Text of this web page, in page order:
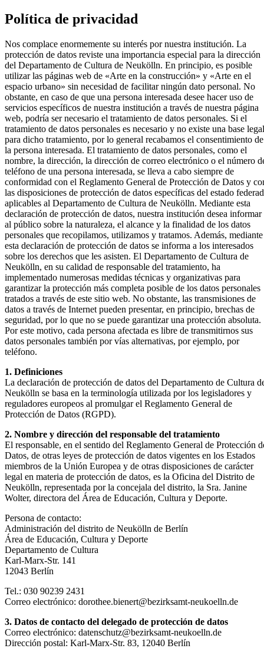
Política de privacidad
Nos complace enormemente su interés por nuestra institución. La
protección de datos reviste una importancia especial para la dirección
del Departamento de Cultura de Neukölln. En principio, es posible
utilizar las páginas web de «Arte en la construcción» y «Arte en el
espacio urbano» sin necesidad de facilitar ningún dato personal. No
obstante, en caso de que una persona interesada desee hacer uso de
servicios específicos de nuestra institución a través de nuestra página
web, podría ser necesario el tratamiento de datos personales. Si el
tratamiento de datos personales es necesario y no existe una base legal
para dicho tratamiento, por lo general recabamos el consentimiento de
la persona interesada. El tratamiento de datos personales, como el
nombre, la dirección, la dirección de correo electrónico o el número
teléfono de una persona interesada, se lleva a cabo siempre de
conformidad con el Reglamento General de Protección de Datos y
las disposiciones de protección de datos específicas del estado
aplicables al Departamento de Cultura de Neukölln. Mediante esta
declaración de protección de datos, nuestra institución desea informar
al público sobre la naturaleza, el alcance y la finalidad de los datos
personales que recopilamos, utilizamos y tratamos. Además, mediante
esta declaración de protección de datos se informa a los interesados
sobre los derechos que les asisten. El Departamento de Cultura de
Neukölln, en su calidad de responsable del tratamiento, ha
implementado numerosas medidas técnicas y organizativas para
garantizar la protección más completa posible de los datos personales
tratados a través de este sitio web. No obstante, las transmisiones de
datos a través de Internet pueden presentar, en principio, brechas de
seguridad, por lo que no se puede garantizar una protección absoluta.
Por este motivo, cada persona afectada es libre de transmitirnos sus
datos personales también por vías alternativas, por ejemplo, por
teléfono.
1. Definiciones
La declaración de protección de datos del Departamento de Cultura
Neukölln se basa en la terminología utilizada por los legisladores y
reguladores europeos al promulgar el Reglamento General de
Protección de Datos (RGPD).
2. Nombre y dirección del responsable del tratamiento
El responsable, en el sentido del Reglamento General de Protección
Datos, de otras leyes de protección de datos vigentes en los Estados
miembros de la Unión Europea y de otras disposiciones de carácter
legal en materia de protección de datos, es la Oficina del Distrito de
Neukölln, representada por la concejala del distrito, la Sra. Janine
Wolter, directora del Área de Educación, Cultura y Deporte.
Persona de contacto:
Administración del distrito de Neukölln de Berlín
Área de Educación, Cultura y Deporte
Departamento de Cultura
Karl-Marx-Str. 141
12043 Berlín
Tel.: 030 90239 2431
Correo electrónico: dorothee.bienert@bezirksamt-neukoelln.de
3. Datos de contacto del delegado de protección de datos
Correo electrónico: datenschutz@bezirksamt-neukoelln.de
Dirección postal: Karl-Marx-Str. 83, 12040 Berlín